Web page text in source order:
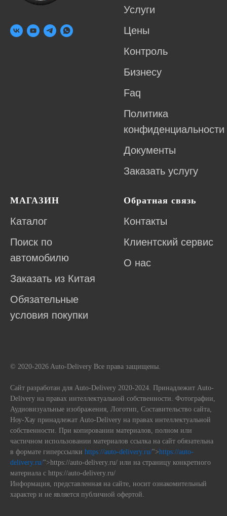
Услуги
Цены
Контроль
Бизнесу
Faq
Политика
конфиденциальности
Документы
Заказать услугу
МАГАЗИН
Каталог
Поиск по
автомобилю
Заказать из Китая
Обязательные
условия покупки
Обратная связь
Контакты
Клиентский сервис
О нас
© 2020-2026 Auto-Delivery Все права защищены.
Сайт разработан для Auto-Delivery 2020-2024. Принадлежит Auto-
Delivery на правах интеллектуальной собственности. Фотографии,
Аудиовизуальные изображения, Логотип, Составительство сайта,
Ноу-Хау принадлежат Auto-Delivery на правах интеллектуальной
собственности. При копировании материалов, полном или
частичном использовании материалов ссылка на сайт обязательна
в формате гиперссылки https://auto-delivery.ru/">https://auto-
delivery.ru/">https://auto-delivery.ru/ или на страницу конкретного
материала с https://auto-delivery.ru/
Информация, представленная на сайте, носит ознакомительный
характер и не является публичной офертой.